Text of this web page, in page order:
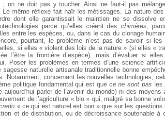
; on ne doit pas y toucher. Ainsi ne faut-il pas
Le même réflexe fait haïr les métissages. La nature
dont elle garantissait le maintien ne se dissolve
parce qu’elles créent des chimères,
entre les espèces, ou, dans le cas du clonage
pourtant, le problème n’est pas de savoir si les
si elles « violent des lois de la nature » (si elles «
l’être la frontière d’espèce), mais d’évaluer si
Poser les problèmes en termes d’une science
sagesse naturelle artisanale traditionnelle bonne
Notamment, concernant les nouvelles technologies,
politique fondamental qui est que ce ne sont pas les
parler de l’avenir du monde) ni des
de l’agriculture « bio » qui, malgré sa bonne
« ce qui est naturel est bon » que sur les questions
et de distribution, ou de décroissance soutenable à